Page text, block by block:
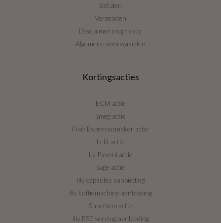
Betalen
Verzenden
Disclaimer en privacy
Algemene voorwaarden
Kortingsacties
ECM actie
Smeg actie
Flair Espressomaker actie
Lelit actie
La Pavoni actie
Sage actie
illy capsules aanbieding
illy koffiemachine aanbieding
Superkop actie
illy ESE serving aanbieding